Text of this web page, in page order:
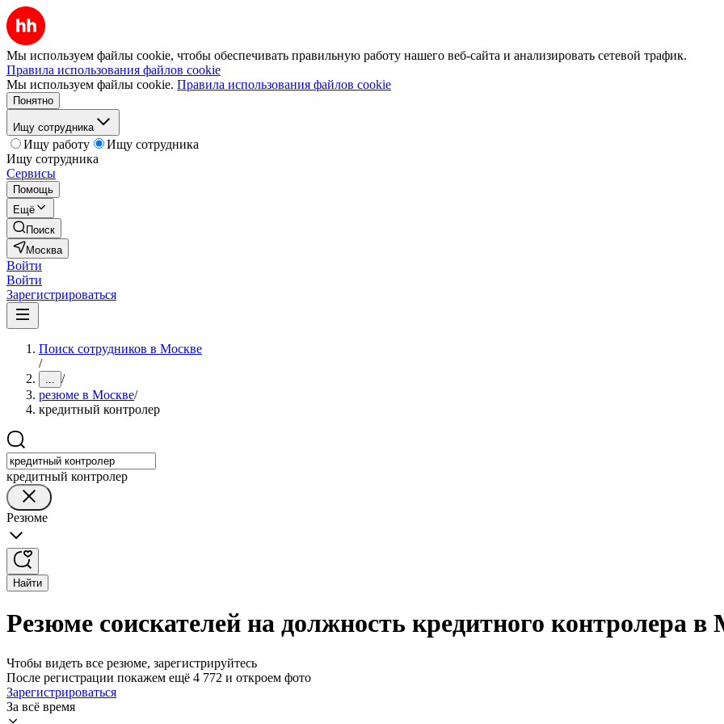
Мы используем файлы cookie, чтобы обеспечивать правильную работу нашего веб-сайта и анализировать сетевой трафик.
Правила использования файлов cookie
Мы используем файлы cookie. Правила использования файлов cookie
Понятно
Ищу сотрудника
Ищу работу
Ищу сотрудника
Ищу сотрудника
Сервисы
Помощь
Ещё
Поиск
Москва
Войти
Войти
Зарегистрироваться
Поиск сотрудников в Москве
/
... /
резюме в Москве/
кредитный контролер
кредитный контролер
Резюме
Найти
Резюме соискателей на должность кредитного контролера в
Чтобы видеть все резюме, зарегистрируйтесь
После регистрации покажем ещё 4 772 и откроем фото
Зарегистрироваться
За всё время